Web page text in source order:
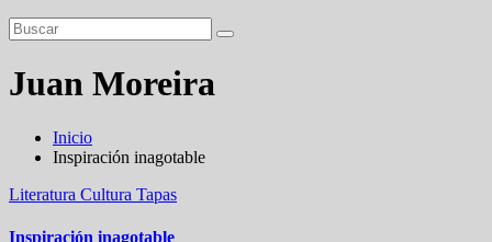
Juan Moreira
Inicio
Inspiración inagotable
Literatura Cultura Tapas
Inspiración inagotable